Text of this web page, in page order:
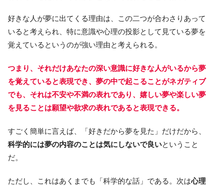
好きな人が夢に出てくる理由は、この二つが合わさりあって
いると考えられ、特に意識や心理の投影として見ている夢を
覚えているというのが強い理由と考えられる。
つまり、それだけあなたの深い意識に好きな人がいるから夢
を覚えていると表現でき、夢の中で起こることがネガティブ
でも、それは不安や不満の表れであり、嬉しい夢や楽しい夢
を見ることは願望や欲求の表れであると表現できる。
すごく簡単に言えば、「好きだから夢を見た」だけだから、
科学的には夢の内容のことは気にしないで良いということ
だ。
ただし、これはあくまでも「科学的な話」である。次は心理